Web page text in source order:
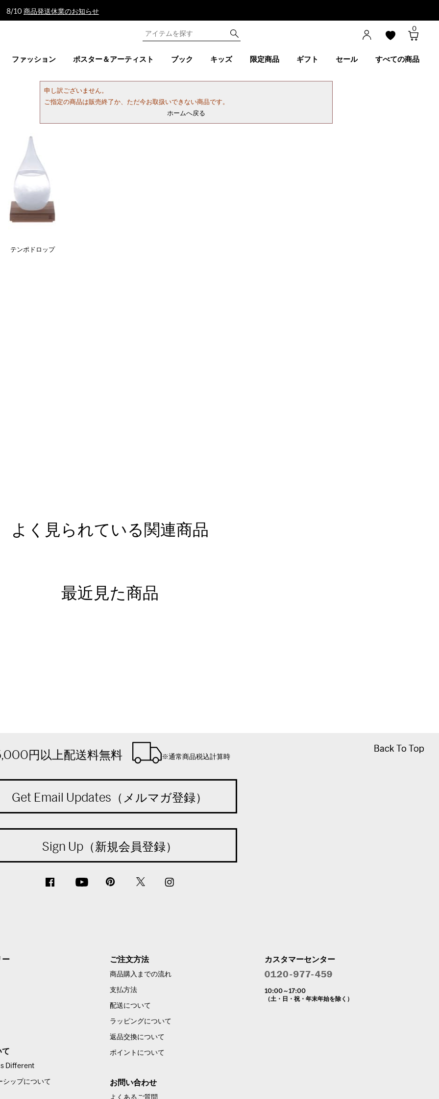
8/10 商品発送休業のお知らせ
0
ファッション ポスター＆アーティスト ブック キッズ 限定商品 ギフト セール すべての商品
申し訳ございません。
ご指定の商品は販売終了か、ただ今お取扱いできない商品です。
ホームへ戻る
テンポドロップ
よく見られている関連商品
最近見た商品
Back To Top
Back To Top
円以上配送料無料 ※通常商品税込計算時
Get Email Updates（メルマガ登録）
Sign Up（新規会員登録）
ー
て
Different
シップについて
ご注文方法
商品購入までの流れ
支払方法
配送について
ラッピングについて
返品交換について
ポイントについて
お問い合わせ
よくあるご質問
カスタマーセンター
10:00～17:00
（土・日・祝・年末年始を除く）